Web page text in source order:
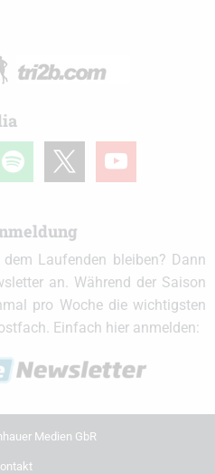
spotify youtube
Laufenden bleiben? Dann
an. Während der Saison
pro Woche die wichtigsten
Einfach hier anmelden:
Medien GbR